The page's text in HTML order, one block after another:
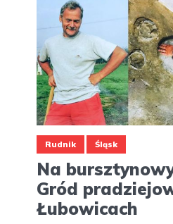
Rudnik Śląsk
Na
Gród
Łubowicach